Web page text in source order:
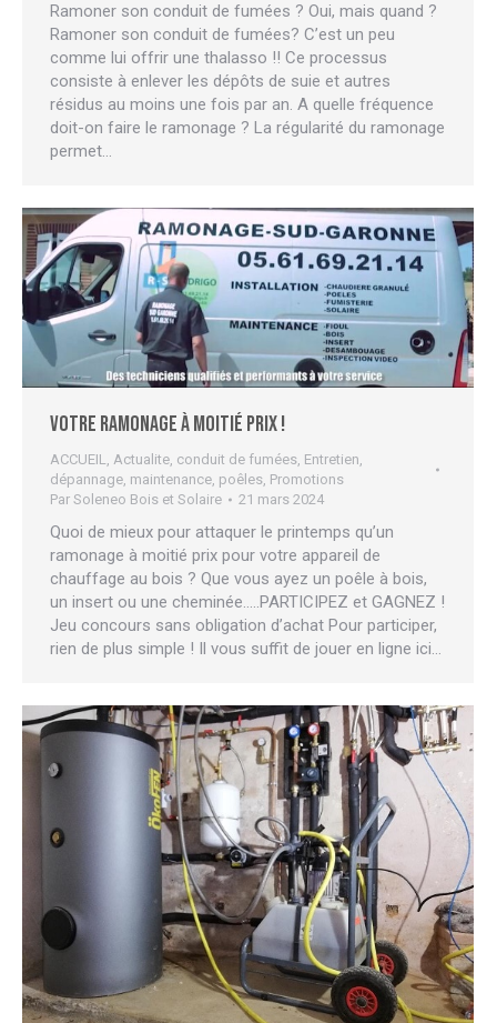
Ramoner son conduit de fumées ? Oui, mais quand ?
Ramoner son conduit de fumées? C’est un peu
comme lui offrir une thalasso !! Ce processus
consiste à enlever les dépôts de suie et autres
résidus au moins une fois par an. A quelle fréquence
doit-on faire le ramonage ? La régularité du ramonage
permet…
Votre ramonage à moitié prix !
ACCUEIL Actualite conduit de fumées Entretien,
dépannage, maintenance poêles Promotions
Par Soleneo Bois et Solaire 21 mars 2024
Quoi de mieux pour attaquer le printemps qu’un
ramonage à moitié prix pour votre appareil de
chauffage au bois ? Que vous ayez un poêle à bois,
un insert ou une cheminée…..PARTICIPEZ et GAGNEZ !
Jeu concours sans obligation d’achat Pour participer,
rien de plus simple ! Il vous suffit de jouer en ligne ici…